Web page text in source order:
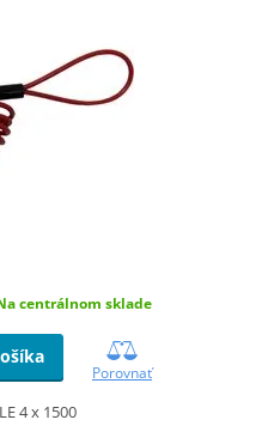
centrálnom sklade
Porovnať
4 x 1500